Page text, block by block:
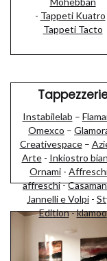
- Tappeti Kuatro
Tappeti Tacto
Instabilelab –
Omexco –
Creativespace–
Arte- Inkiostro
Ornami -
affreschi-
Jannelli e Volpi -
Edition-klamoo